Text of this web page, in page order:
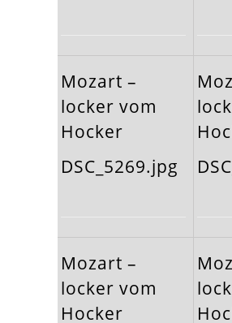
Mozart –
locker vom
Hocker
DSC_5269.jpg
Mozart –
locker vom
Hocker